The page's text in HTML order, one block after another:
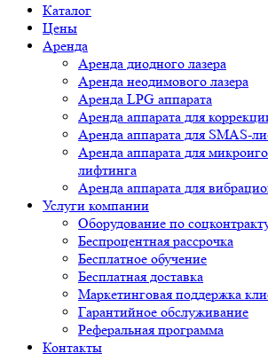
Каталог
Цены
Аренда
Аренда диодного лазера
Аренда неодимового лазера
Аренда LPG аппарата
Аренда аппарата для
Аренда аппарата для SMAS-
Аренда аппарата для
лифтинга
Аренда аппарата для
Услуги компании
Оборудование по
Беспроцентная рассрочка
Бесплатное обучение
Бесплатная доставка
Маркетинговая поддержка
Гарантийное обслуживание
Реферальная программа
Контакты